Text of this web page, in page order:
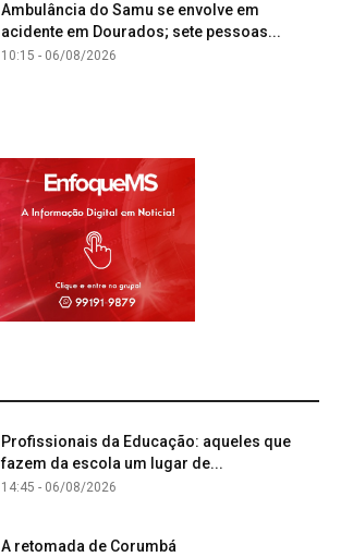
Ambulância do Samu se envolve em
acidente em Dourados; sete pessoas...
10:15 - 06/08/2026
Profissionais da Educação: aqueles que
fazem da escola um lugar de...
14:45 - 06/08/2026
A retomada de Corumbá